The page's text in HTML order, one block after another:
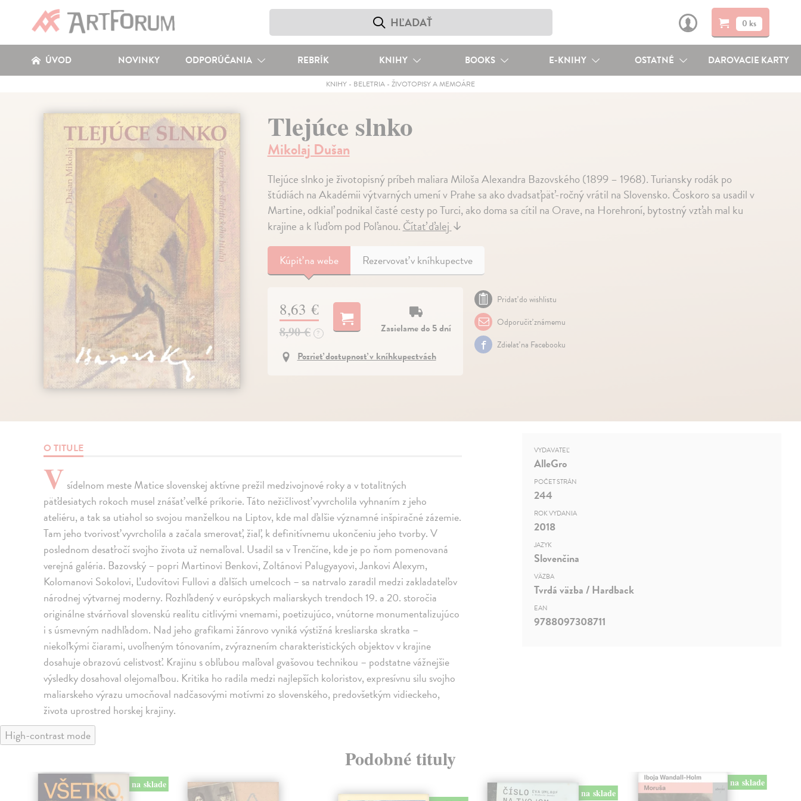
0 ks
ÚVOD NOVINKY ODPORÚČANIA REBRÍK KNIHY BOOKS E-KNIHY OSTATNÉ DAROVACIE KARTY
KNIHY- BELETRIA- ŽIVOTOPISY A MEMOÁRE
Tlejúce slnko
Mikolaj Dušan
Tlejúce slnko je životopisný príbeh maliara Miloša Alexandra Bazovského (1899 – 1968). Turiansky rodák po
štúdiách na Akadémii výtvarných umení v Prahe sa ako dvadsaťpäť-ročný vrátil na Slovensko. Čoskoro sa usadil v
Martine, odkiaľ podnikal časté cesty po Turci, ako doma sa cítil na Orave, na Horehroní, bytostný vzťah mal ku
krajine a k ľuďom pod Poľanou.Čítať ďalej↓
Kúpiťna webe Rezervovať v kníhkupectve
8,63 €
8,90 € ?
Zasielame do 5 dní
Pozrieť dostupnosť v kníhkupectvách
Pridať do wishlistu
Odporučiť známemu
Zdielať na Facebooku
O TITULE
V sídelnom meste Matice slovenskej aktívne prežil medzivojnové roky a v totalitných
päťdesiatych rokoch musel znášať veľké príkorie. Táto nežičlivosť vyvrcholila vyhnaním z jeho
ateliéru, a tak sa utiahol so svojou manželkou na Liptov, kde mal ďalšie významné inšpiračné zázemie.
Tam jeho tvorivosť vyvrcholila a začala smerovať, žiaľ, k definitívnemu ukončeniu jeho tvorby. V
poslednom desaťročí svojho života už nemaľoval. Usadil sa v Trenčíne, kde je po ňom pomenovaná
verejná galéria. Bazovský – popri Martinovi Benkovi, Zoltánovi Palugyayovi, Jankovi Alexym,
Kolomanovi Sokolovi, Ľudovítovi Fullovi a ďalších umelcoch – sa natrvalo zaradil medzi zakladateľov
národnej výtvarnej moderny. Rozhľadený v európskych maliarskych trendoch 19. a 20. storočia
originálne stvárňoval slovenskú realitu citlivými vnemami, poetizujúco, vnútorne monumentalizujúco
i s úsmevným nadhľadom. Nad jeho grafikami žánrovo vyniká výstižná kresliarska skratka –
niekoľkými čiarami, uvoľneným tónovaním, zvýraznením charakteristických objektov v krajine
dosahuje obrazovú celistvosť. Krajinu s obľubou maľoval gvašovou technikou – podstatne vážnejšie
výsledky dosahoval olejomaľbou. Kritika ho radila medzi najlepších koloristov, expresívnu silu svojho
maliarskeho výrazu umocňoval nadčasovými motívmi zo slovenského, predovšetkým vidieckeho,
života uprostred horskej krajiny.
VYDAVATEĽ
AlleGro
POČET STRÁN
244
ROK VYDANIA
2018
JAZYK
Slovenčina
VÄZBA
Tvrdá väzba / Hardback
EAN
9788097308711
High-contrast mode
Podobné tituly
na sklade
na sklade
na sklade